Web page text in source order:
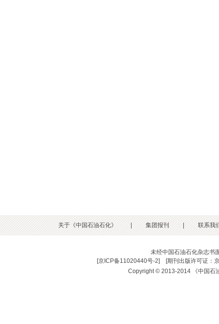
关于《中国石油石化》 集团报刊 联系我
未经中国石油石化杂志书
[京ICP备11020440号-2] [期刊出版许可证：
Copyright © 2013-2014 《中国石